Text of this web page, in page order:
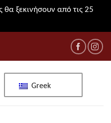
ξεκινήσουν από τις 25
Greek